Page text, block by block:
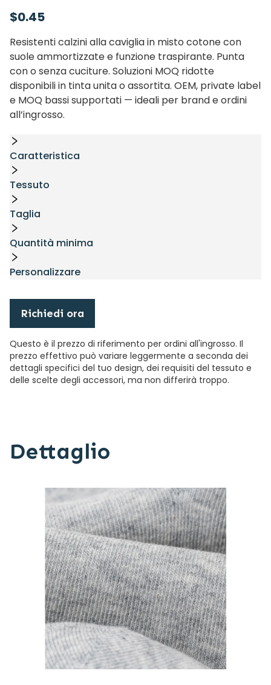
$0.45
Resistenti calzini alla caviglia in misto cotone con
suole ammortizzate e funzione traspirante. Punta
con o senza cuciture. Soluzioni MOQ ridotte
disponibili in tinta unita o assortita. OEM, private label
e MOQ bassi supportati — ideali per brand e ordini
all’ingrosso.
Caratteristica
Tessuto
Taglia
Quantità minima
Personalizzare
Richiedi ora
Questo è il prezzo di riferimento per ordini all'ingrosso. Il
prezzo effettivo può variare leggermente a seconda dei
dettagli specifici del tuo design, dei requisiti del tessuto e
delle scelte degli accessori, ma non differirà troppo.
Dettaglio